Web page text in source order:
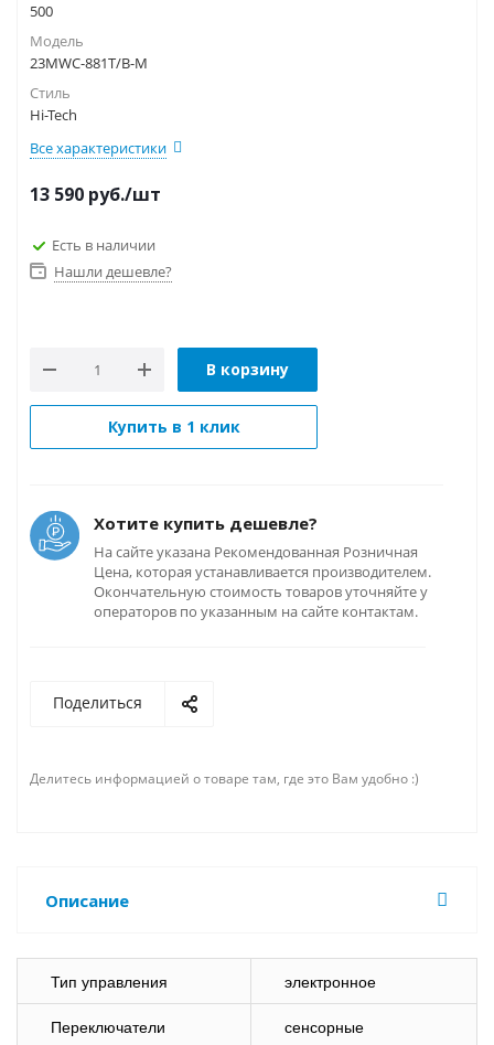
500
Модель
23MWC-881T/B-M
Стиль
Hi-Tech
Все характеристики
13 590 руб./шт
Есть в наличии
Нашли дешевле?
В корзину
Купить в 1 клик
Хотите купить дешевле?
На сайте указана Рекомендованная Розничная
Цена, которая устанавливается производителем.
Окончательную стоимость товаров уточняйте у
операторов по указанным на сайте контактам.
Поделиться
Делитесь информацией о товаре там, где это Вам удобно :)
Описание
Тип управления электронное
Переключатели сенсорные